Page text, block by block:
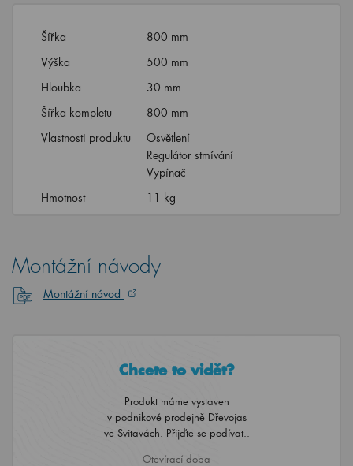
Šířka
800 mm
Výška
500 mm
Hloubka
30 mm
Šířka kompletu
800 mm
Vlastnosti produktu
Osvětlení
Regulátor stmívání
Vypínač
Hmotnost
11 kg
Montážní návody
Montážní návod
Chcete to vidět?
Produkt máme vystaven
v podnikové prodejně Dřevojas
ve Svitavách. Přijďte se podívat..
Otevírací doba